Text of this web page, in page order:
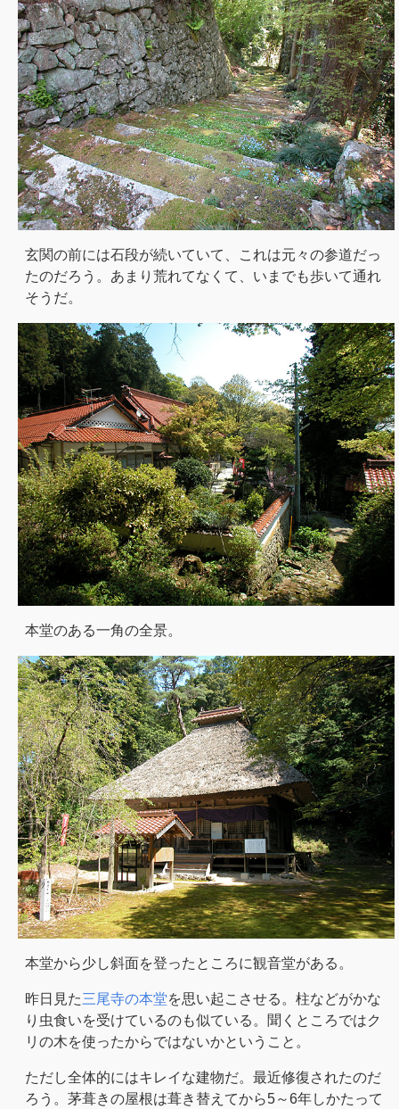
玄関の前には石段が続いていて、これは元々の参道だっ
たのだろう。あまり荒れてなくて、いまでも歩いて通れ
そうだ。
本堂のある一角の全景。
本堂から少し斜面を登ったところに観音堂がある。
昨日見た三尾寺の本堂を思い起こさせる。柱などがかな
り虫食いを受けているのも似ている。聞くところではク
リの木を使ったからではないかということ。
ただし全体的にはキレイな建物だ。最近修復されたのだ
ろう。茅葺きの屋根は葺き替えてから5～6年しかたって